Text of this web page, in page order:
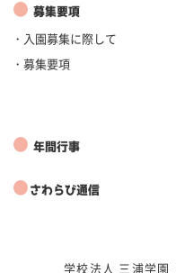
● 募集要項
・入園募集に際して
・募集要項
● 年間行事
● さわらび通信
学校法人 三浦学園